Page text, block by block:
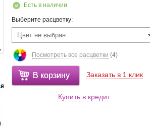
Есть в наличии
Выберите расцветку:
Цвет не выбран
Посмотреть все расцветки (4)
В корзину Заказать в 1 клик
Купить в кредит